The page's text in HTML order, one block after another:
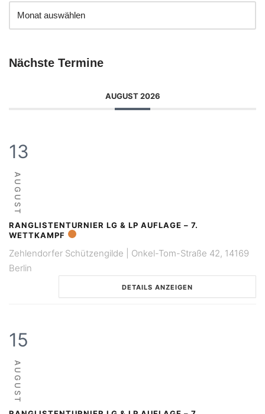
Nächste Termine
AUGUST 2026
13
AUGUST
RANGLISTENTURNIER LG & LP AUFLAGE – 7.
WETTKAMPF
Zehlendorfer Schützengilde | Onkel-Tom-Straße 42, 14169
Berlin
DETAILS ANZEIGEN
15
AUGUST